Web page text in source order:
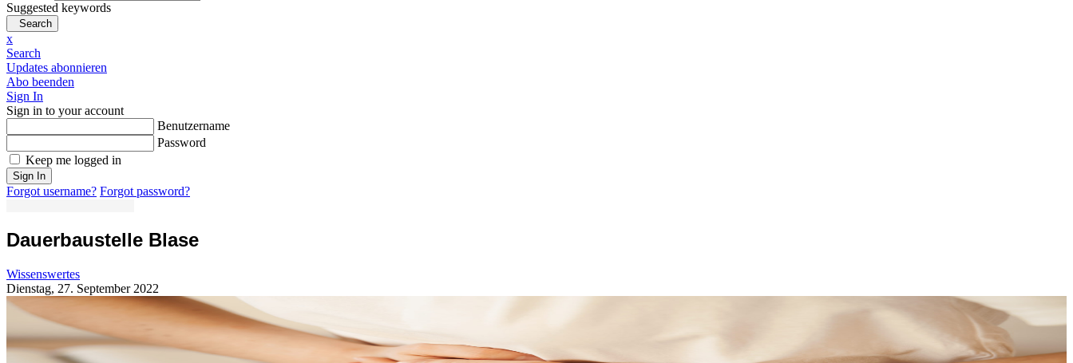
Suggested keywords
Search
x
Search
Updates abonnieren
Abo beenden
Sign In
Sign in to your account
Benutzername
Password
Keep me logged in
Sign In
Forgot username? Forgot password?
Dauerbaustelle Blase
Wissenswertes
Dienstag, 27. September 2022